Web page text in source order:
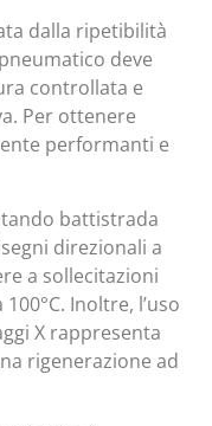
dalla ripetibilità
deve
controllata e
Per ottenere
performanti e
battistrada
direzionali a
a sollecitazioni
Inoltre, l’uso
X rappresenta
rigenerazione ad